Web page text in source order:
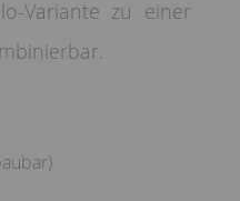
Variante zu einer